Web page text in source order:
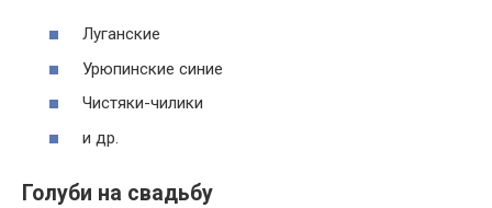
Луганские
Урюпинские синие
Чистяки-чилики
и др.
Голуби на свадьбу